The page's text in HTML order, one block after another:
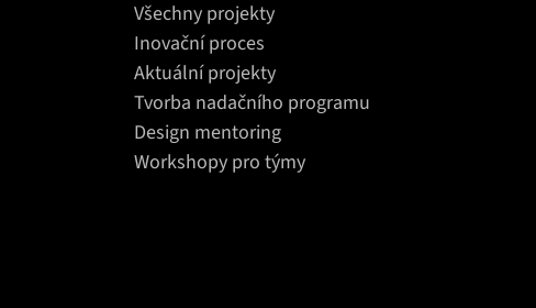
Všechny projekty
Inovační proces
Aktuální projekty
Tvorba nadačního programu
Design mentoring
Workshopy pro týmy